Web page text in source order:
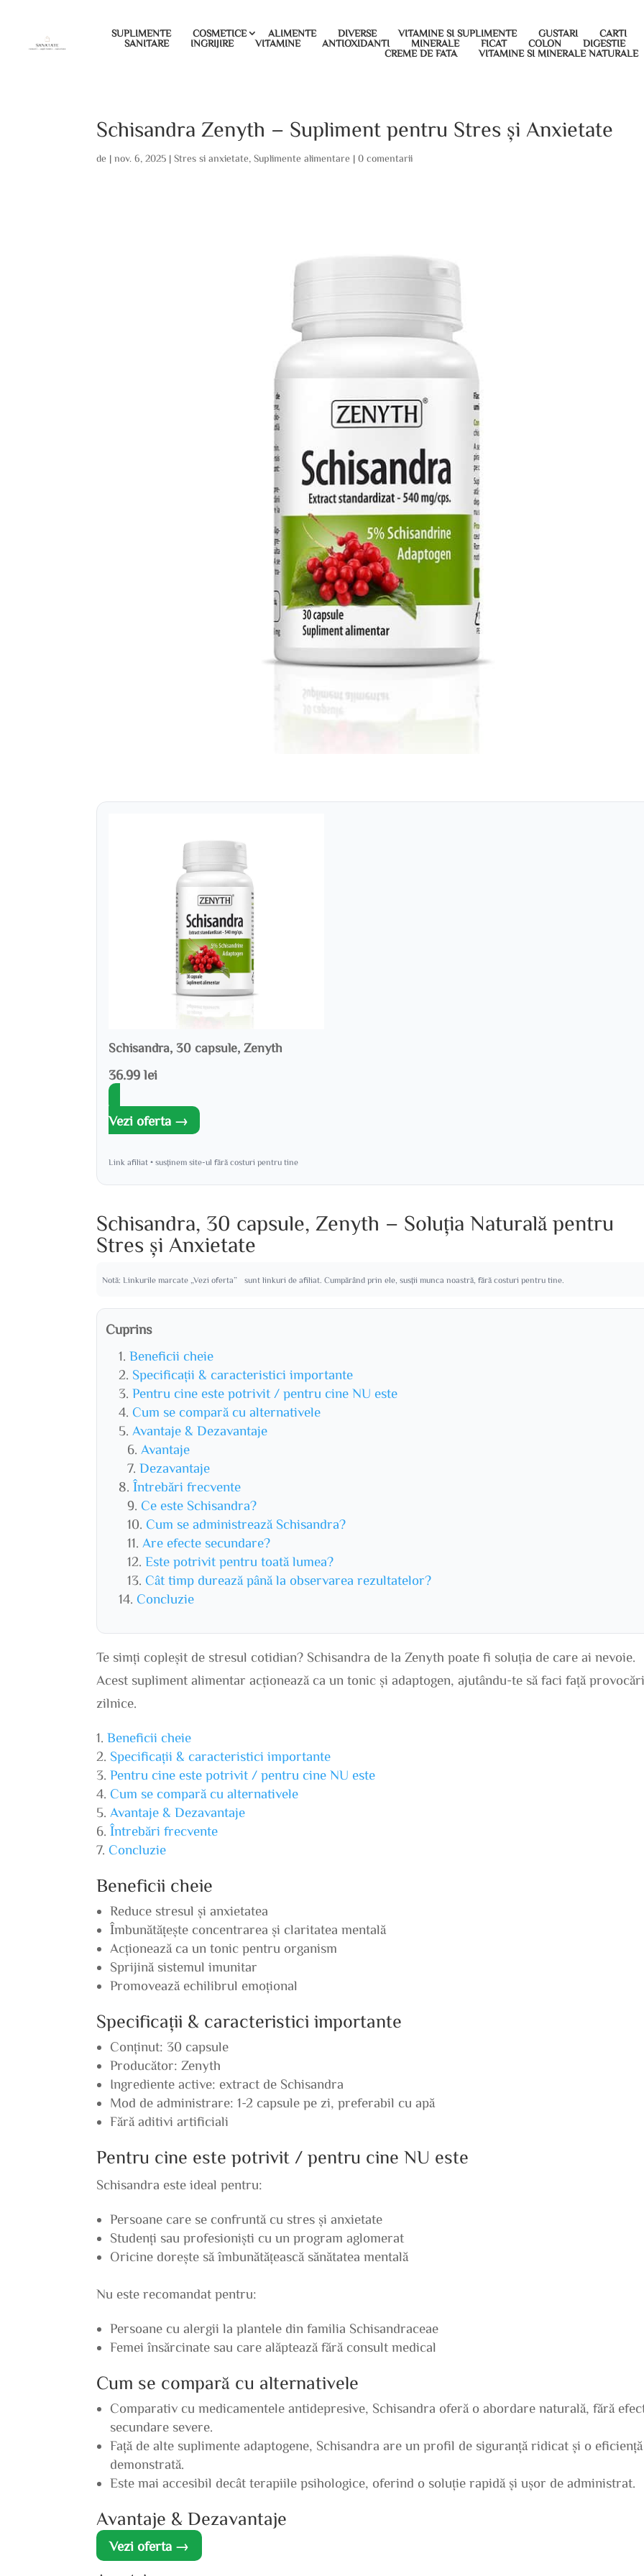
SUPLIMENTE COSMETICE ALIMENTE DIVERSE VITAMINE SI SUPLIMENTE GUSTARI
CARTI
SANITARE
INGRIJIRE VITAMINE ANTIOXIDANTI MINERALE FICAT COLON
DIGESTIE
CREME DE FATA
VITAMINE SI MINERALE NATURALE
Schisandra Zenyth – Supliment pentru Stres și Anxietate
de |nov. 6, 2025 |Stres si anxietate ,Suplimente alimentare |0 comentarii
Schisandra, 30 capsule, Zenyth
36.99 lei
Vezi oferta →
Link afiliat • susținem site-ul fără costuri pentru tine
Schisandra, 30 capsule, Zenyth – Soluția Naturală pentru
Stres și Anxietate
Notă: Linkurile marcate „Vezi oferta” sunt linkuri de afiliat. Cumpărând prin ele, susții munca noastră, fără costuri pentru tine.
Cuprins
Beneficii cheie
Specificații & caracteristici importante
Pentru cine este potrivit / pentru cine NU este
Cum se compară cu alternativele
Avantaje & Dezavantaje
Avantaje
Dezavantaje
Întrebări frecvente
Ce este Schisandra?
Cum se administrează Schisandra?
Are efecte secundare?
Este potrivit pentru toată lumea?
Cât timp durează până la observarea rezultatelor?
Concluzie
Te simți copleșit de stresul cotidian? Schisandra de la Zenyth poate fi soluția de care ai nevoie.
Acest supliment alimentar acționează ca un tonic și adaptogen, ajutându-te să faci față
zilnice.
Beneficii cheie
Specificații & caracteristici importante
Pentru cine este potrivit / pentru cine NU este
Cum se compară cu alternativele
Avantaje & Dezavantaje
Întrebări frecvente
Concluzie
Beneficii cheie
Reduce stresul și anxietatea
Îmbunătățește concentrarea și claritatea mentală
Acționează ca un tonic pentru organism
Sprijină sistemul imunitar
Promovează echilibrul emoțional
Specificații & caracteristici importante
Conținut: 30 capsule
Producător: Zenyth
Ingrediente active: extract de Schisandra
Mod de administrare: 1-2 capsule pe zi, preferabil cu apă
Fără aditivi artificiali
Pentru cine este potrivit / pentru cine NU este
Schisandra este ideal pentru:
Persoane care se confruntă cu stres și anxietate
Studenți sau profesioniști cu un program aglomerat
Oricine dorește să îmbunătățească sănătatea mentală
Nu este recomandat pentru:
Persoane cu alergii la plantele din familia Schisandraceae
Femei însărcinate sau care alăptează fără consult medical
Cum se compară cu alternativele
Comparativ cu medicamentele antidepresive, Schisandra oferă o abordare naturală, fără
secundare severe.
Față de alte suplimente adaptogene, Schisandra are un profil de siguranță ridicat și o eficiență
demonstrată.
Este mai accesibil decât terapiile psihologice, oferind o soluție rapidă și ușor de administrat.
Avantaje & Dezavantaje
Vezi oferta →